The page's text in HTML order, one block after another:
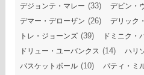
デジョンテ・マレー (33) デビン・
デマー・デローザン (26) デリック
トレ・ジョーンズ (39) ドミニク・
ドリュー・ユーバンクス (14) ハリ
バスケットボール (10) パティ・ミ